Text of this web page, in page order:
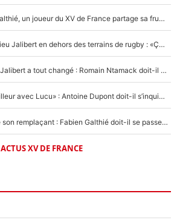
Mis de côté par Fabien Galthié, un joueur du XV de France partage sa frustration : «ils ne me l’ont pas dit tout de suite»
La raison d'être de Matthieu Jalibert en dehors des terrains de rugby : «Ça m'atteint autant que si tu touches à un membre de ma famille»
XV de France - Matthieu Jalibert a tout changé : Romain Ntamack doit-il s’inquiéter pour sa place à un an de la Coupe du monde ?
«Le XV de France est meilleur avec Lucu» : Antoine Dupont doit-il s’inquiéter pour sa place ?
Le XV de France a trouvé son remplaçant : Fabien Galthié doit-il se passer d'Antoine Dupont ?
ACTUS XV DE FRANCE